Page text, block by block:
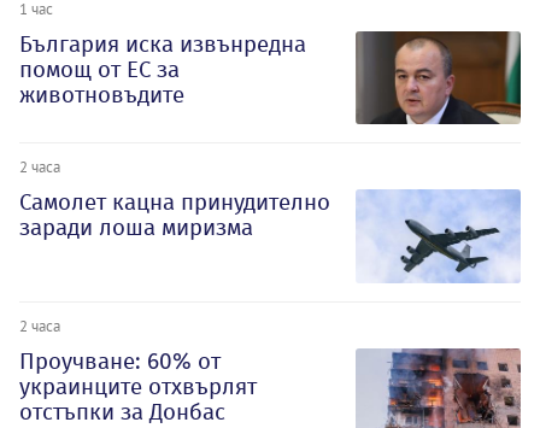
1 час
България иска извънредна
помощ от ЕС за
животновъдите
2 часа
Самолет кацна принудително
заради лоша миризма
2 часа
Проучване: 60% от
украинците отхвърлят
отстъпки за Донбас